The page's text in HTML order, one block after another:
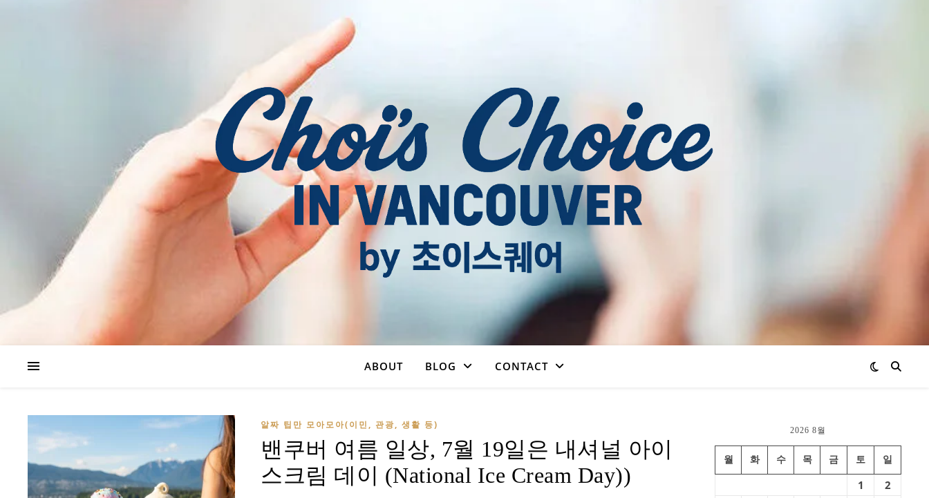
ABOUT BLOG CONTACT
알짜 팁만 모아모아(이민, 관광, 생활 등)
밴쿠버 여름 일상, 7월 19일은 내셔널 아이
스크림 데이 (National Ice Cream Day))
2026 8월
월 화 수 목 금 토 일
1 2